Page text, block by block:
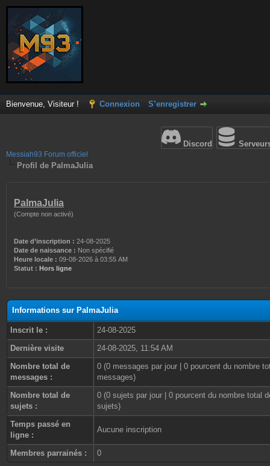
Bienvenue, Visiteur ! Connexion S’enregistrer
Discord
Messiah93 Forum officiel
Profil de PalmaJulia
PalmaJulia
(Compte non activé)
Date d’inscription : 24-08-2025
Date de naissance : Non spécifié
Heure locale : 09-08-2026 à 03:55 AM
Statut : Hors ligne
Informations sur PalmaJulia
Inscrit le :
24-08-2025
Dernière visite
24-08-2025, 11:54 AM
Nombre total de
messages :
0 (0 messages par jour | 0 pourcent du nombre
messages)
Nombre total de
sujets :
0 (0 sujets par jour | 0 pourcent du nombre total
sujets)
Temps passé en
ligne :
Aucune inscription
Membres parrainés : 0